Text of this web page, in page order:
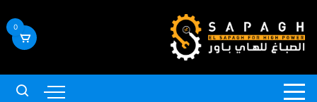
إلى
المحتوى
0